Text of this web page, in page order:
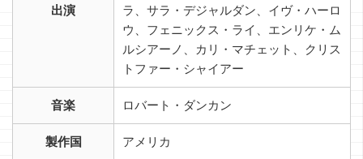
出演
ラ、サラ・デジャルダン、イヴ・ハーロ
ウ、フェニックス・ライ、エンリケ・ム
ルシアーノ、カリ・マチェット、クリス
トファー・シャイアー
音楽 ロバート・ダンカン
製作国 アメリカ